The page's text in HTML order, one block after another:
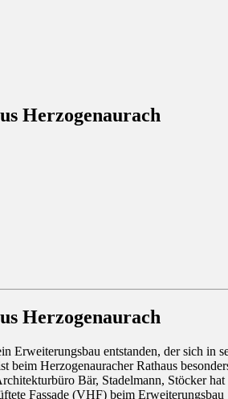
Herzogenaurach
Herzogenaurach
Erweiterungsbau entstanden, der sich
Herzogenauracher Rathaus
Bär, Stadelmann, Stöcker
Fassade (VHF) beim Erweiterungsbau